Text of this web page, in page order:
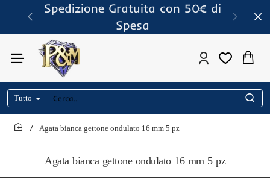
Spedizione Gratuita con 50€ di
Spesa
Tutto
Cerca..
Agata bianca gettone ondulato 16 mm 5 pz
Agata bianca gettone ondulato 16 mm 5 pz